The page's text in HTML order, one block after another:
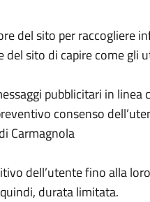
del sito per raccogliere
del sito di capire come gli
pubblicitari in linea
consenso
Carmagnola
dell’utente fino alla
durata limitata.